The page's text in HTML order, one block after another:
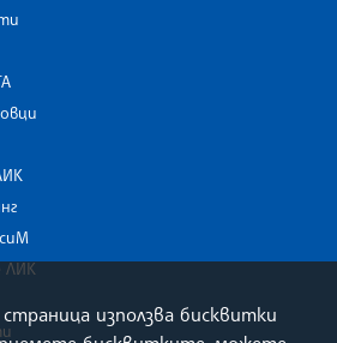
ЛИК
използва бисквитки